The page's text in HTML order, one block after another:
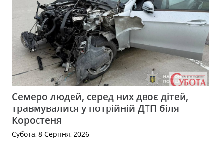
Семеро людей, серед них двоє дітей,
травмувалися у потрійній ДТП біля
Коростеня
Субота, 8 Серпня, 2026